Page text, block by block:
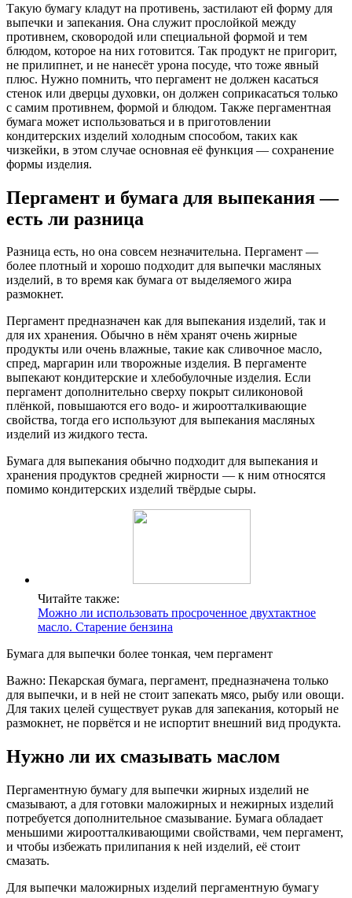
Такую бумагу кладут на противень, застилают ей форму для
выпечки и запекания. Она служит прослойкой между
противнем, сковородой или специальной формой и тем
блюдом, которое на них готовится. Так продукт не пригорит,
не прилипнет, и не нанесёт урона посуде, что тоже явный
плюс. Нужно помнить, что пергамент не должен касаться
стенок или дверцы духовки, он должен соприкасаться только
с самим противнем, формой и блюдом. Также пергаментная
бумага может использоваться и в приготовлении
кондитерских изделий холодным способом, таких как
чизкейки, в этом случае основная её функция — сохранение
формы изделия.
Пергамент и бумага для выпекания —
есть ли разница
Разница есть, но она совсем незначительна. Пергамент —
более плотный и хорошо подходит для выпечки масляных
изделий, в то время как бумага от выделяемого жира
размокнет.
Пергамент предназначен как для выпекания изделий, так и
для их хранения. Обычно в нём хранят очень жирные
продукты или очень влажные, такие как сливочное масло,
спред, маргарин или творожные изделия. В пергаменте
выпекают кондитерские и хлебобулочные изделия. Если
пергамент дополнительно сверху покрыт силиконовой
плёнкой, повышаются его водо- и жироотталкивающие
свойства, тогда его используют для выпекания масляных
изделий из жидкого теста.
Бумага для выпекания обычно подходит для выпекания и
хранения продуктов средней жирности — к ним относятся
помимо кондитерских изделий твёрдые сыры.
Читайте также:
Можно ли использовать просроченное двухтактное
масло. Старение бензина
Бумага для выпечки более тонкая, чем пергамент
Важно: Пекарская бумага, пергамент, предназначена только
для выпечки, и в ней не стоит запекать мясо, рыбу или овощи.
Для таких целей существует рукав для запекания, который не
размокнет, не порвётся и не испортит внешний вид продукта.
Нужно ли их смазывать маслом
Пергаментную бумагу для выпечки жирных изделий не
смазывают, а для готовки маложирных и нежирных изделий
потребуется дополнительное смазывание. Бумага обладает
меньшими жироотталкивающими свойствами, чем пергамент,
и чтобы избежать прилипания к ней изделий, её стоит
смазать.
Для выпечки маложирных изделий пергаментную бумагу